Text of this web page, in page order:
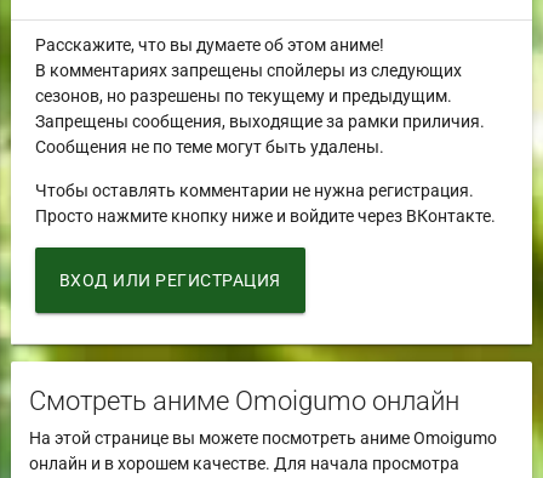
Расскажите, что вы думаете об этом аниме!
В комментариях запрещены спойлеры из следующих
сезонов, но разрешены по текущему и предыдущим.
Запрещены сообщения, выходящие за рамки приличия.
Сообщения не по теме могут быть удалены.
Чтобы оставлять комментарии не нужна регистрация.
Просто нажмите кнопку ниже и войдите через ВКонтакте.
ВХОД ИЛИ РЕГИСТРАЦИЯ
Смотреть аниме Omoigumo онлайн
На этой странице вы можете посмотреть аниме Omoigumo
онлайн и в хорошем качестве. Для начала просмотра